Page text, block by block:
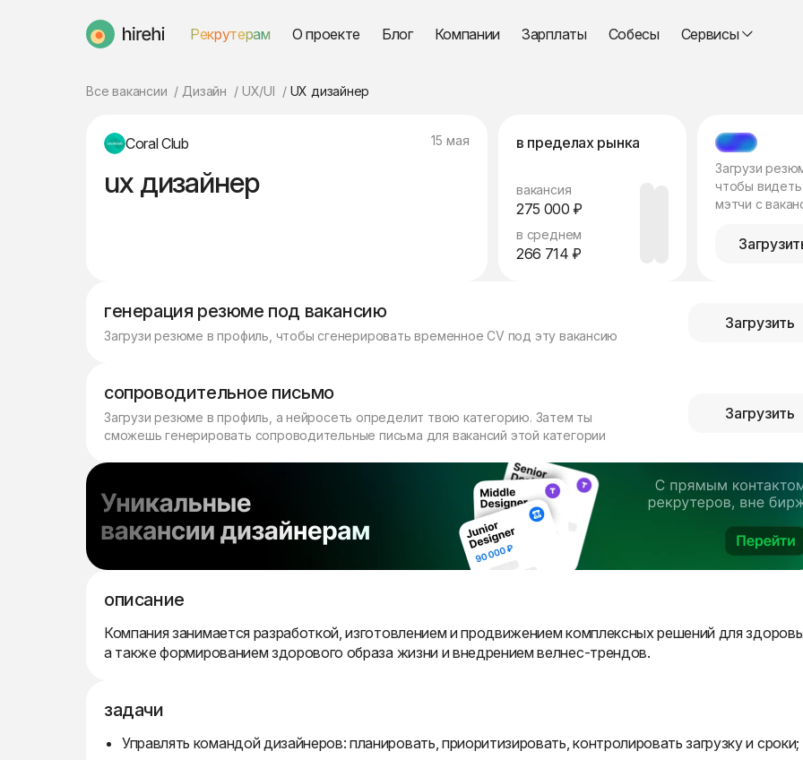
HireHi Рекрутерам О проекте Блог Компании Зарплаты Собесы Сервисы
Все вакансии Дизайн UX/UI UX дизайнер
Coral Club 15 мая
ux дизайнер
в пределах рынка
вакансия
275 000 ₽
в среднем
266 714 ₽
МЭТЧ
Загрузи
чтобы видеть
мэтчи с
генерация резюме под вакансию
Загрузи резюме в профиль, чтобы сгенерировать временное CV под эту вакансию
Загрузить
сопроводительное письмо
Загрузи резюме в профиль, а нейросеть определит твою категорию. Затем ты
сможешь генерировать сопроводительные письма для вакансий этой категории
Загрузить
описание
Компания занимается разработкой, изготовлением и продвижением комплексных решений для
а также формированием здорового образа жизни и внедрением велнес-трендов.
задачи
Управлять командой дизайнеров: планировать, приоритизировать, контролировать загрузку и сроки;